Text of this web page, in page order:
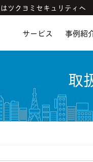
ツクヨミセキュリティへ
サービス 事例紹
取